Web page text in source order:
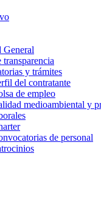
General
transparencia
y trámites
del contratante
de empleo
medioambiental y
de personal